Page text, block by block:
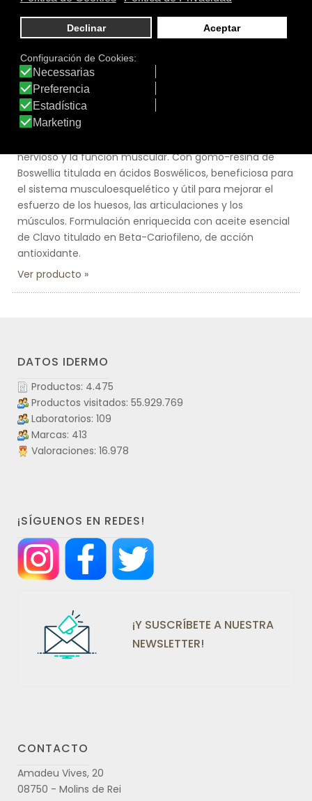
Marca:Principium
Línea:Bienestar Físico
TENSIOLEN
Complemento alimenticio con Bisglicinato de Magnesio,
nervioso y la función muscular. Con gomo-resina de
Boswellia titulada en ácidos Boswélicos, beneficiosa para
el sistema musculoesquelético y útil para mejorar el
esfuerzo de los huesos, las articulaciones y los
músculos. Formulación enriquecida con aceite esencial
de Clavo titulado en Beta-Cariofileno, de acción
antioxidante.
Ver producto
DATOS IDERMO
Productos: 4.475
Productos visitados: 55.929.769
Laboratorios: 109
Marcas: 413
Valoraciones: 16.978
¡SÍGUENOS EN REDES!
¡Y SUSCRÍBETE A NUESTRA
NEWSLETTER!
CONTACTO
Amadeu Vives, 20
08750 - Molins de Rei